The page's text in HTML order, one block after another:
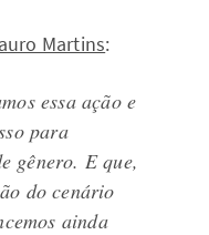
Martins:
essa ação e
para
gênero. E que,
do cenário
ainda